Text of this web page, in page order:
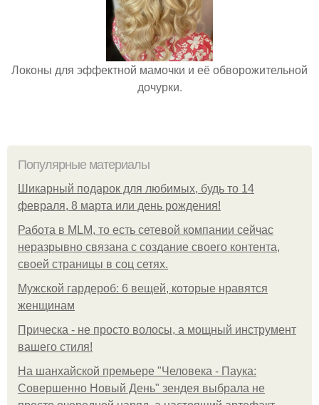
Локоны для эффектной мамочки и её обворожительной
дочурки.
Популярные материалы
Шикарный подарок для любимых, будь то 14
февраля, 8 марта или день рождения!
Работа в MLM, то есть сетевой компании сейчас
неразрывно связана с создание своего контента,
своей страницы в соц сетях.
Мужской гардероб: 6 вещей, которые нравятся
женщинам
Прическа - не просто волосы, а мощный инструмент
вашего стиля!
На шанхайской премьере "Человека - Паука:
Совершенно Новый День" зендея выбрала не